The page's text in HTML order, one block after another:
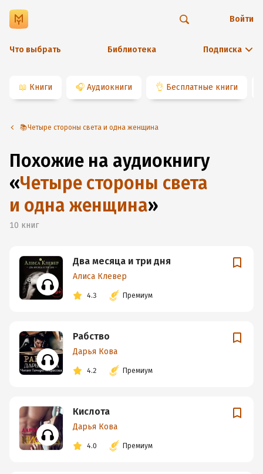
Что выбрать Библиотека Подписка
Войти
📖 Книги 🎧 Аудиокниги 👌 Бесплатные книги
📚Четыре стороны света и одна женщина
Похожие на аудиокнигу
«Четыре стороны света
и одна женщина»
10 книг
Два месяца и три дня
Алиса Клевер
4.3 Премиум
Рабство
Дарья Кова
4.2 Премиум
Кислота
Дарья Кова
4.0 Премиум